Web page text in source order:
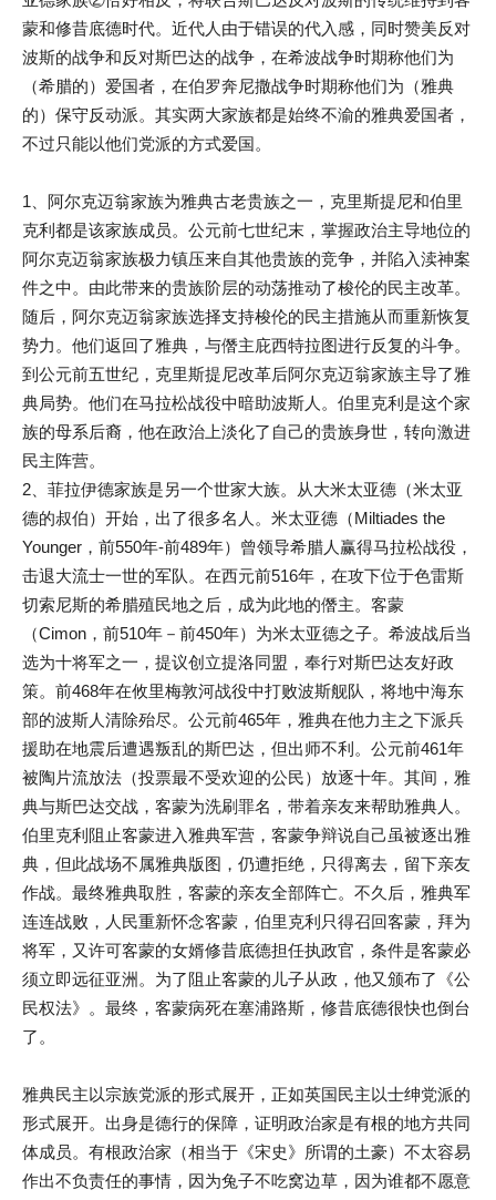
蒙和修昔底德时代。近代人由于错误的代入感，同时赞美反对
波斯的战争和反对斯巴达的战争，在希波战争时期称他们为
（希腊的）爱国者，在伯罗奔尼撒战争时期称他们为（雅典
的）保守反动派。其实两大家族都是始终不渝的雅典爱国者，
不过只能以他们党派的方式爱国。
1、阿尔克迈翁家族为雅典古老贵族之一，克里斯提尼和伯里
克利都是该家族成员。公元前七世纪末，掌握政治主导地位的
阿尔克迈翁家族极力镇压来自其他贵族的竞争，并陷入渎神案
件之中。由此带来的贵族阶层的动荡推动了梭伦的民主改革。
随后，阿尔克迈翁家族选择支持梭伦的民主措施从而重新恢复
势力。他们返回了雅典，与僭主庇西特拉图进行反复的斗争。
到公元前五世纪，克里斯提尼改革后阿尔克迈翁家族主导了雅
典局势。他们在马拉松战役中暗助波斯人。伯里克利是这个家
族的母系后裔，他在政治上淡化了自己的贵族身世，转向激进
民主阵营。
2、菲拉伊德家族是另一个世家大族。从大米太亚德（米太亚
德的叔伯）开始，出了很多名人。米太亚德（Miltiades the
Younger，前550年-前489年）曾领导希腊人赢得马拉松战役，
击退大流士一世的军队。在西元前516年，在攻下位于色雷斯
切索尼斯的希腊殖民地之后，成为此地的僭主。客蒙
（Cimon，前510年－前450年）为米太亚德之子。希波战后当
选为十将军之一，提议创立提洛同盟，奉行对斯巴达友好政
策。前468年在攸里梅敦河战役中打败波斯舰队，将地中海东
部的波斯人清除殆尽。公元前465年，雅典在他力主之下派兵
援助在地震后遭遇叛乱的斯巴达，但出师不利。公元前461年
被陶片流放法（投票最不受欢迎的公民）放逐十年。其间，雅
典与斯巴达交战，客蒙为洗刷罪名，带着亲友来帮助雅典人。
伯里克利阻止客蒙进入雅典军营，客蒙争辩说自己虽被逐出雅
典，但此战场不属雅典版图，仍遭拒绝，只得离去，留下亲友
作战。最终雅典取胜，客蒙的亲友全部阵亡。不久后，雅典军
连连战败，人民重新怀念客蒙，伯里克利只得召回客蒙，拜为
将军，又许可客蒙的女婿修昔底德担任执政官，条件是客蒙必
须立即远征亚洲。为了阻止客蒙的儿子从政，他又颁布了《公
民权法》。最终，客蒙病死在塞浦路斯，修昔底德很快也倒台
了。
雅典民主以宗族党派的形式展开，正如英国民主以士绅党派的
形式展开。出身是德行的保障，证明政治家是有根的地方共同
体成员。有根政治家（相当于《宋史》所谓的土豪）不太容易
作出不负责任的事情，因为兔子不吃窝边草，因为谁都不愿意